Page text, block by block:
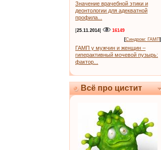
Значение врачебной этики и
деонтологии для адекватной
профила...
[25.11.2014]
16149
[Синдром: ГАМП]
ГАМП у мужчин и женщин –
гиперактивный мочевой пузырь:
фактор...
Всё про цистит